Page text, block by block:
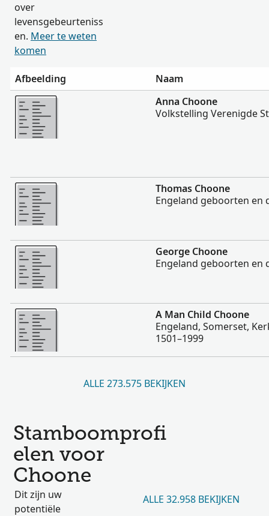
over
levensgebeurteniss
en. Meer te weten
komen
Afbeelding
Naam
Meer
Anna Choone
Volkstelling Verenigde
Meer
Thomas Choone
Engeland geboorten en
Meer
George Choone
Engeland geboorten en
Meer
A Man Child Choone
Engeland, Somerset,
1501–1999
ALLE 273.575 BEKIJKEN
Stamboomprofi
elen voor
Choone
Dit zijn uw
potentiële
ALLE 32.958 BEKIJKEN